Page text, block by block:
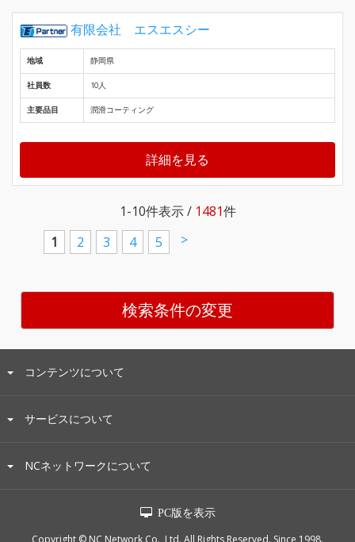
有限会社 エスエスシー
地域 静岡県
社員数 10人
主要品目 潤滑コーティング
詳細を見る
1-10件表示 / 1481件
1
2 3 4 5 >
検索条件の変更
コンテンツについて
サービスについて
NCネットワークについて
PC版を表示